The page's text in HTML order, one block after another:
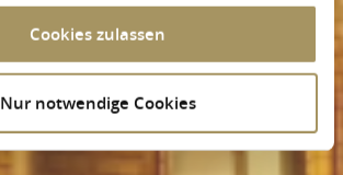
Cookies zulassen
Nur notwendige Cookies